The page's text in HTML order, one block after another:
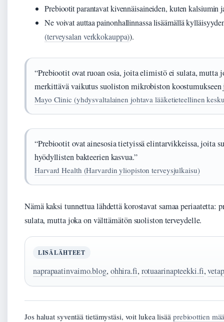
Prebiootit parantavat kivennäisaineiden, kuten kalsiumin
Ne voivat auttaa painonhallinnassa lisäämällä
(terveysalan verkkokauppa)).
“Prebiootit ovat ruoan osia, joita elimistö ei sulata,
merkittävä vaikutus suoliston mikrobiston
Mayo Clinic (yhdysvaltalainen johtava lääketieteellinen
“Prebiootit ovat ainesosia tietyissä elintarvikkeissa, joita
hyödyllisten bakteerien kasvua.”
Harvard Health (Harvardin yliopiston terveysjulkaisu)
Nämä kaksi tunnettua lähdettä korostavat samaa
sulata, mutta joka on välttämätön suoliston terveydelle.
LISÄLÄHTEET
naprapaatinvaimo.blog, ohhira.fi, rotuaarinapteekki.fi,
Jos haluat syventää tietämystäsi, voit lukea lisää prebioottien